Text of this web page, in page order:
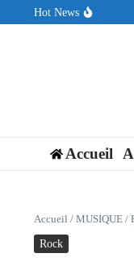
Aller au contenu
Hot News
Seth
Accueil
Accueil / MUSIQUE /
Rock